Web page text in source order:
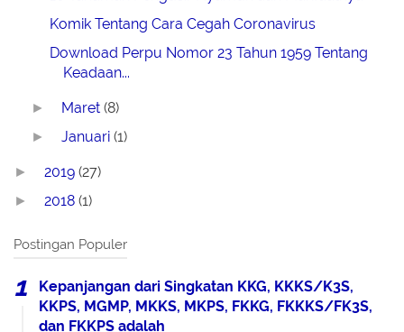
Komik Tentang Cara Cegah Coronavirus
Download Perpu Nomor 23 Tahun 1959 Tentang
Keadaan...
► Maret(8)
► Januari(1)
► 2019 (27)
► 2018 (1)
Postingan Populer
Kepanjangan dari Singkatan KKG, KKKS/K3S,
KKPS, MGMP, MKKS, MKPS, FKKG, FKKKS/FK3S,
dan FKKPS adalah